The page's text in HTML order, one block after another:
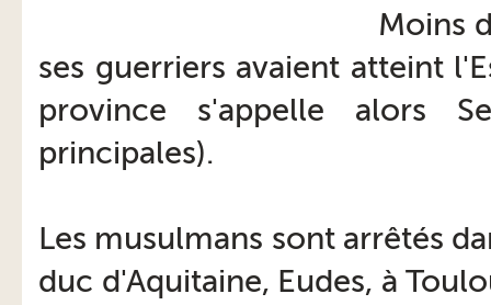
Moins
ses guerriers avaient atteint
province s'appelle alors
principales).
Les musulmans sont arrêtés
duc d'Aquitaine, Eudes, à